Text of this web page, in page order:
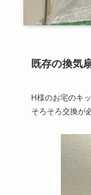
既存の換気
H様のお宅のキ
そろそろ交換が